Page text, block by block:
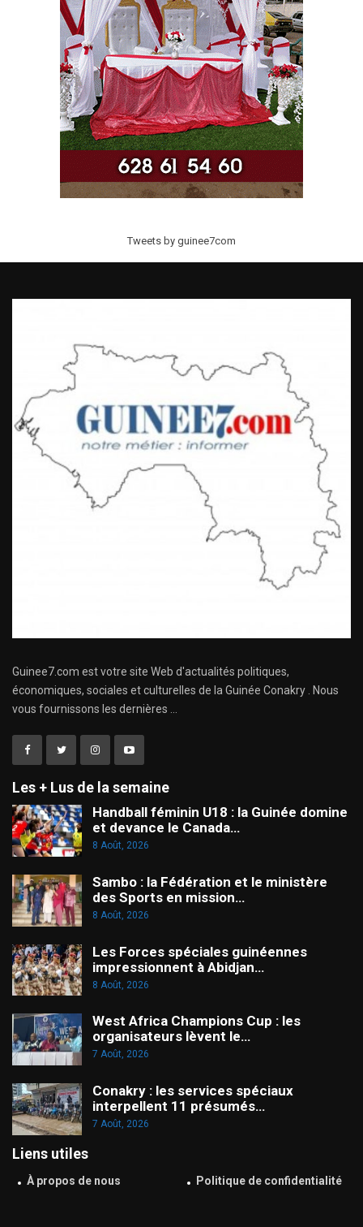
Tweets by guinee7com
Guinee7.com est votre site Web d'actualités politiques,
économiques, sociales et culturelles de la Guinée Conakry . Nous
vous fournissons les dernières ...
Les + Lus de la semaine
Handball féminin U18 : la Guinée domine
et devance le Canada…
8 Août, 2026
Sambo : la Fédération et le ministère
des Sports en mission…
8 Août, 2026
Les Forces spéciales guinéennes
impressionnent à Abidjan…
8 Août, 2026
West Africa Champions Cup : les
organisateurs lèvent le…
7 Août, 2026
Conakry : les services spéciaux
interpellent 11 présumés…
7 Août, 2026
Liens utiles
À propos de nous Politique de confidentialité